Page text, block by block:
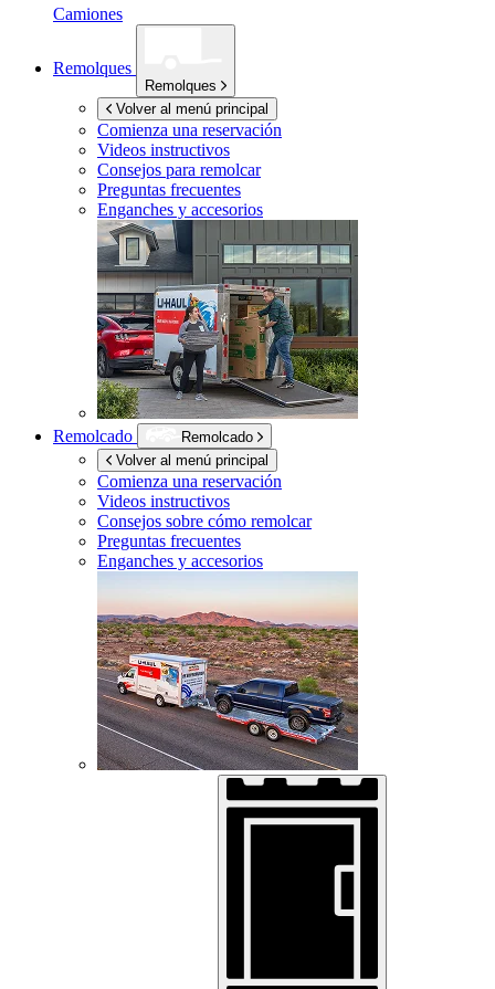
Camiones
Remolques
Remolques
Volver al menú principal
Comienza una reservación
Videos instructivos
Consejos para remolcar
Preguntas frecuentes
Enganches y accesorios
Remolcado
Remolcado
Volver al menú principal
Comienza una reservación
Videos instructivos
Consejos sobre cómo remolcar
Preguntas frecuentes
Enganches y accesorios